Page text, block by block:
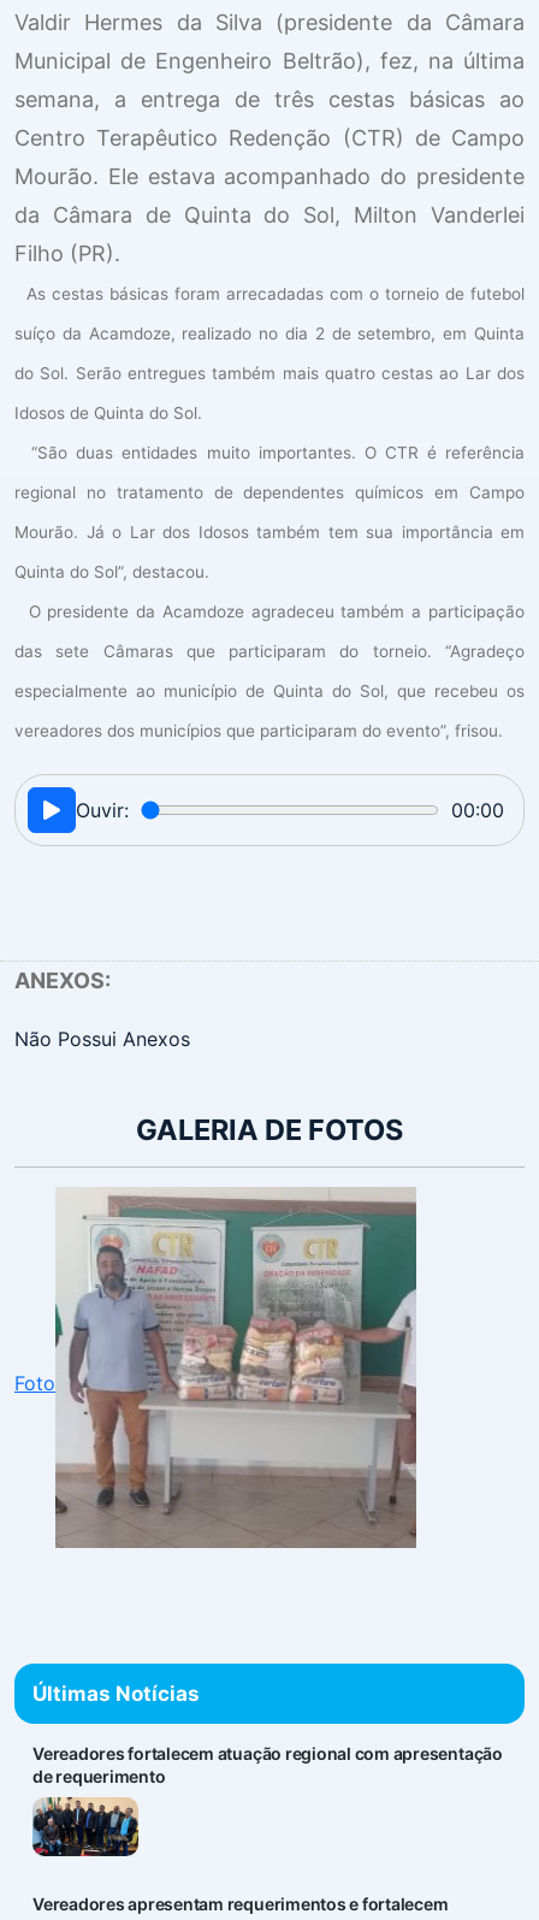
Valdir Hermes da Silva (presidente da Câmara
Municipal de Engenheiro Beltrão), fez, na última
semana, a entrega de três cestas básicas ao
Centro Terapêutico Redenção (CTR) de Campo
Mourão. Ele estava acompanhado do presidente
da Câmara de Quinta do Sol, Milton Vanderlei
Filho (PR).
As cestas básicas foram arrecadadas com o torneio de futebol
suíço da Acamdoze, realizado no dia 2 de setembro, em Quinta
do Sol. Serão entregues também mais quatro cestas ao Lar dos
Idosos de Quinta do Sol.
“São duas entidades muito importantes. O CTR é referência
regional no tratamento de dependentes químicos em Campo
Mourão. Já o Lar dos Idosos também tem sua importância em
Quinta do Sol”, destacou.
O presidente da Acamdoze agradeceu também a participação
das sete Câmaras que participaram do torneio. “Agradeço
especialmente ao município de Quinta do Sol, que recebeu os
vereadores dos municípios que participaram do evento”, frisou.
Ouvir: 00:00
ANEXOS:
Não Possui Anexos
GALERIA DE FOTOS
Foto
Últimas Notícias
Vereadores fortalecem atuação regional com apresentação
de requerimento
Vereadores apresentam requerimentos e fortalecem